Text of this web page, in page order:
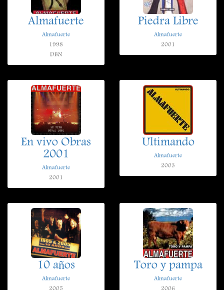
Almafuerte
Almafuerte
1998
DBN
Piedra Libre
Almafuerte
2001
En vivo Obras
2001
Almafuerte
2001
Ultimando
Almafuerte
2003
10 años
Almafuerte
2005
Toro y pampa
Almafuerte
2006